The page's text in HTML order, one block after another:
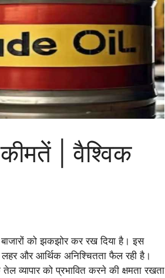
| वैश्विक
को झकझोर कर रख दिया है। इस
लहर और आर्थिक अनिश्चितता फैल रही है।
को प्रभावित करने की क्षमता रखता